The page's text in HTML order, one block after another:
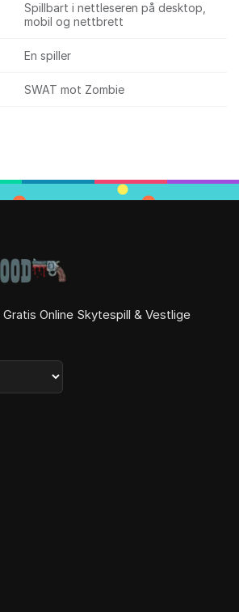
Spillbart i nettleseren på desktop,
mobil og nettbrett
En spiller
SWAT mot Zombie
Online Skytespill & Vestlige